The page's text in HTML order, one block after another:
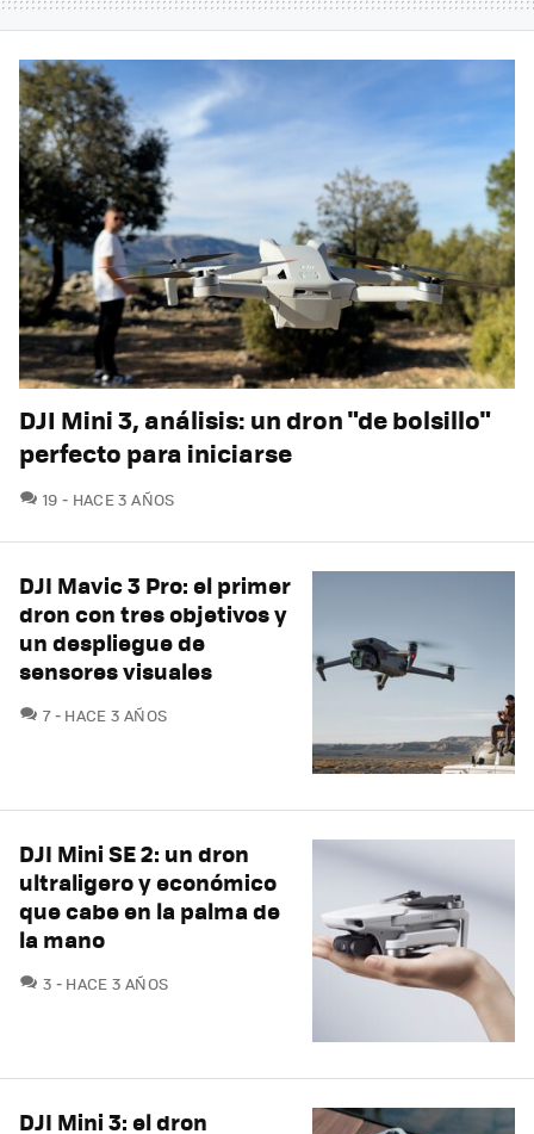
DJI Mini 3, análisis: un dron "de bolsillo"
perfecto para iniciarse
19 COMENTARIOS
HACE 3 AÑOS
DJI Mavic 3 Pro: el primer
dron con tres objetivos y
un despliegue de
sensores visuales
7COMENTARIOS
HACE 3 AÑOS
DJI Mini SE 2: un dron
ultraligero y económico
que cabe en la palma de
la mano
3 COMENTARIOS
HACE 3 AÑOS
DJI Mini 3: el dron